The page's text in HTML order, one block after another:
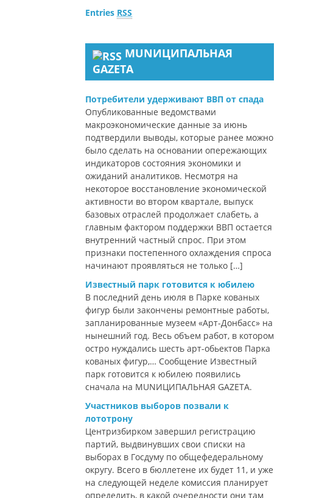
Entries RSS
MUNИЦИПАЛЬНАЯ
GAZЕТА
Потребители удерживают ВВП от спада
Опубликованные ведомствами
макроэкономические данные за июнь
подтвердили выводы, которые ранее можно
было сделать на основании опережающих
индикаторов состояния экономики и
ожиданий аналитиков. Несмотря на
некоторое восстановление экономической
активности во втором квартале, выпуск
базовых отраслей продолжает слабеть, а
главным фактором поддержки ВВП остается
внутренний частный спрос. При этом
признаки постепенного охлаждения спроса
начинают проявляться не только […]
Известный парк готовится к юбилею
В последний день июля в Парке кованых
фигур были закончены ремонтные работы,
запланированные музеем «Арт-Донбасс» на
нынешний год. Весь объем работ, в котором
остро нуждались шесть арт-обьектов Парка
кованых фигур,… Сообщение Известный
парк готовится к юбилею появились
сначала на MUNИЦИПАЛЬНАЯ GAZЕТА.
Участников выборов позвали к
лототрону
Центризбирком завершил регистрацию
партий, выдвинувших свои списки на
выборах в Госдуму по общефедеральному
округу. Всего в бюллетене их будет 11, и уже
на следующей неделе комиссия планирует
определить, в какой очередности они там